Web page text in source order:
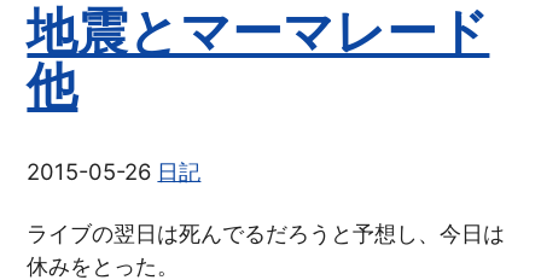
地震とマーマレード
他
2015-05-26 日記
ライブの翌日は死んでるだろうと予想し、今日は
休みをとった。